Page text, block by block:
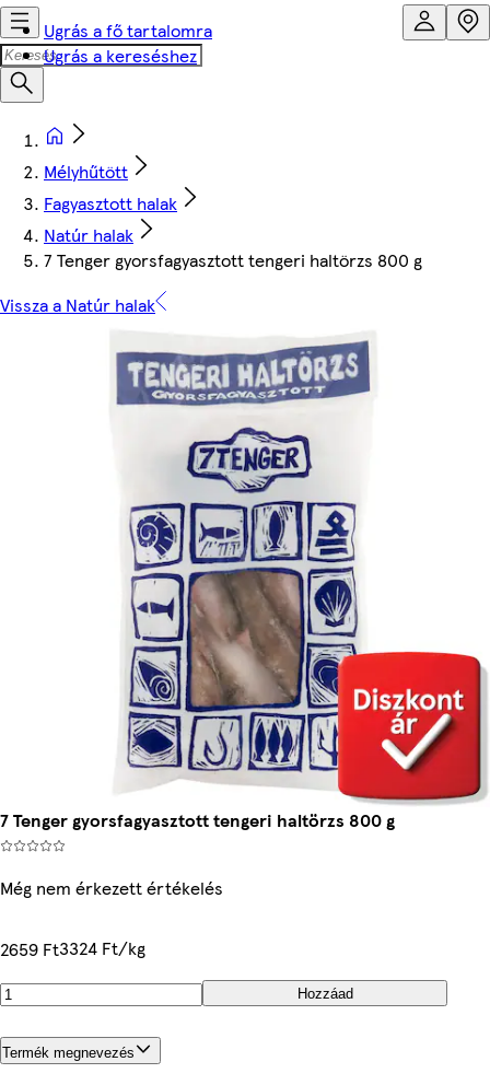
Ugrás a fő tartalomra
Ugrás a kereséshez
Mélyhűtött
Fagyasztott halak
Natúr halak
7 Tenger gyorsfagyasztott tengeri haltörzs 800 g
Vissza a Natúr halak
7 Tenger gyorsfagyasztott tengeri haltörzs 800 g
Még nem érkezett értékelés
2659 Ft3324 Ft/kg
Hozzáad
Termék megnevezés